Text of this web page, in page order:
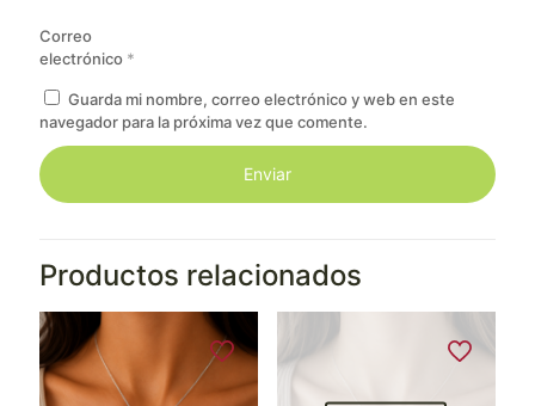
Correo
electrónico *
Guarda mi nombre, correo electrónico y web en este
navegador para la próxima vez que comente.
Productos relacionados